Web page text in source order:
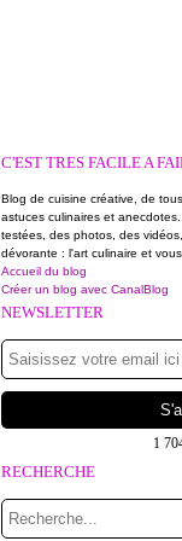
C'EST TRES FACILE A
Blog de cuisine créative, de
astuces culinaires et
testées, des photos, des
dévorante : l'art culinaire et
Accueil du blog
Créer un blog avec CanalBlog
NEWSLETTER
1
RECHERCHE